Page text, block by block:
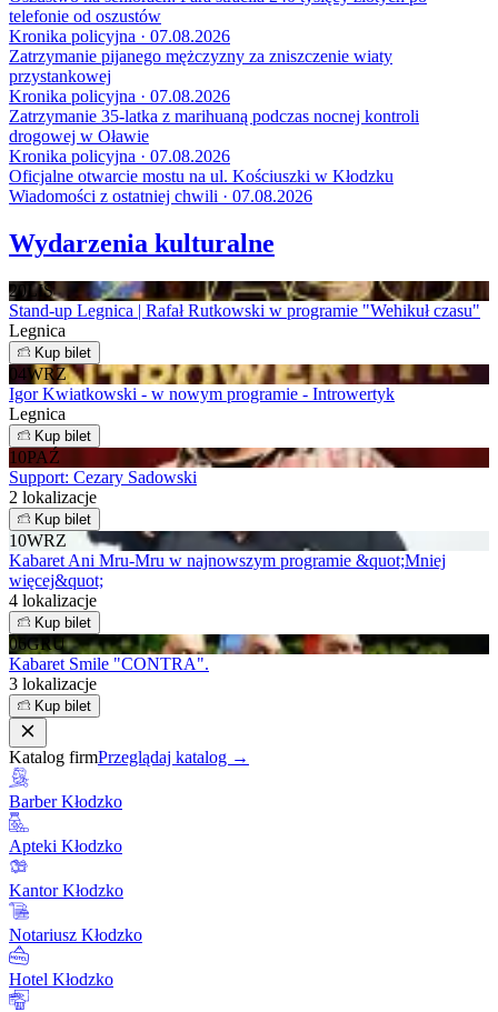
telefonie od oszustów
Kronika policyjna · 07.08.2026
Zatrzymanie pijanego mężczyzny za zniszczenie wiaty
przystankowej
Kronika policyjna · 07.08.2026
Zatrzymanie 35-latka z marihuaną podczas nocnej kontroli
drogowej w Oławie
Kronika policyjna · 07.08.2026
Oficjalne otwarcie mostu na ul. Kościuszki w Kłodzku
Wiadomości z ostatniej chwili · 07.08.2026
Wydarzenia kulturalne
20 LIS
Stand-up Legnica | Rafał Rutkowski w programie "Wehikuł czasu"
Legnica
Kup bilet
04WRZ
Igor Kwiatkowski - w nowym programie - Introwertyk
Legnica
Kup bilet
10PAŹ
Support: Cezary Sadowski
2 lokalizacje
Kup bilet
10WRZ
Kabaret Ani Mru-Mru w najnowszym programie &quot;Mniej
więcej&quot;
4 lokalizacje
Kup bilet
06GRU
Kabaret Smile "CONTRA".
3 lokalizacje
Kup bilet
Katalog firmPrzeglądaj katalog →
Barber Kłodzko
Apteki Kłodzko
Kantor Kłodzko
Notariusz Kłodzko
Hotel Kłodzko